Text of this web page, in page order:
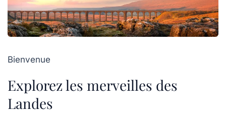
Bienvenue
Explorez les merveilles des
Landes